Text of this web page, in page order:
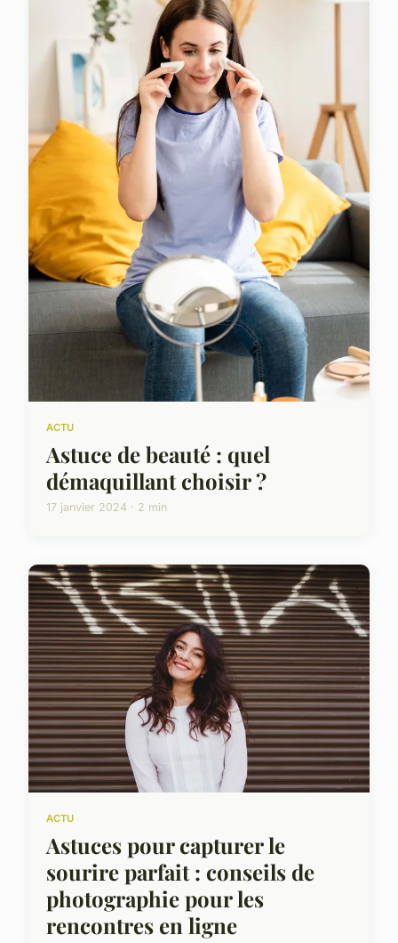
ACTU
Astuce de beauté : quel
démaquillant choisir ?
17 janvier 2024 · 2 min
ACTU
Astuces pour capturer le
sourire parfait : conseils de
photographie pour les
rencontres en ligne